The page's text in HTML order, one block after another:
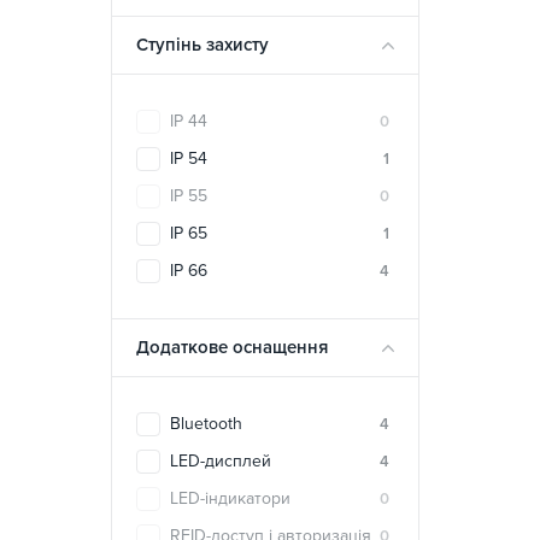
Ступінь захисту
IP 44 0
IP 54 1
IP 55 0
IP 65 1
IP 66 4
Додаткове оснащення
Bluetooth 4
LED-дисплей 4
LED-індикатори 0
RFID-доступ і авторизація 0